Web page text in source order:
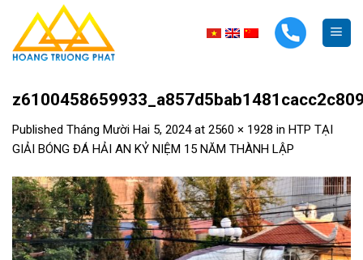
content
Published Tháng Mười Hai 5, 2024at 2560 × 1928 in HTP TẠI
GIẢI BÓNG ĐÁ HẢI AN KỶ NIỆM 15 NĂM THÀNH LẬP